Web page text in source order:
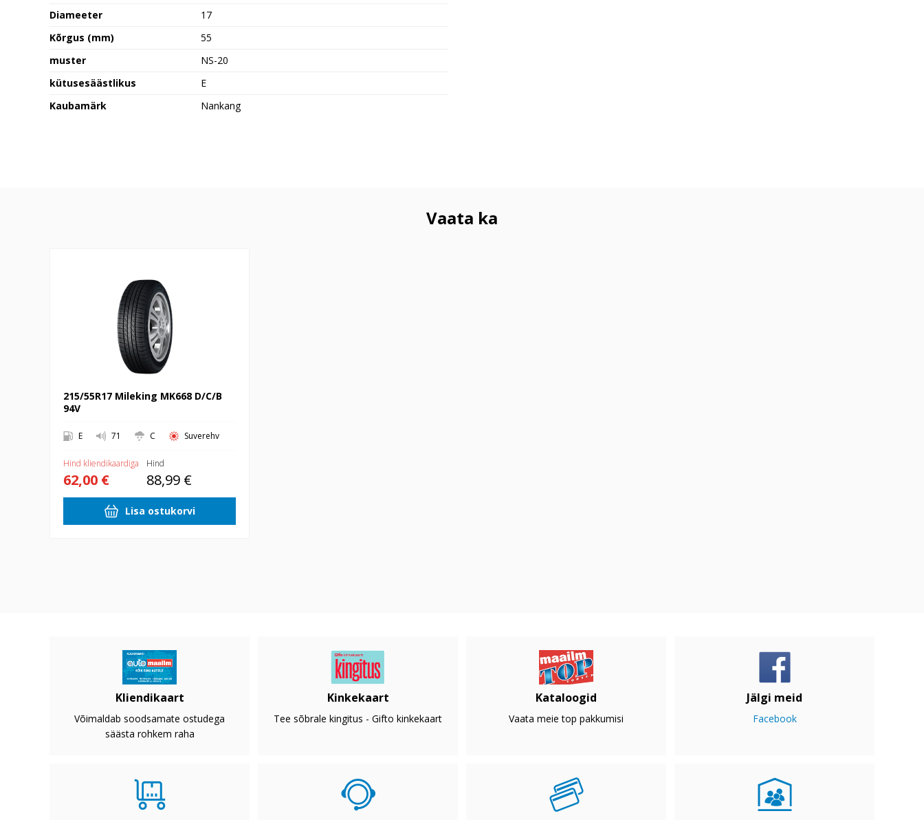
Diameeter
17
Kõrgus (mm)
55
muster
NS-20
kütusesäästlikus
E
Kaubamärk
Nankang
Vaata ka
215/55R17 Mileking MK668 D/C/B
94V
E 71 C Suverehv
Hind kliendikaardiga
62,00 €
Hind
88,99 €
Lisa ostukorvi
Kliendikaart
Võimaldab soodsamate ostudega
säästa rohkem raha
Kinkekaart
Tee sõbrale kingitus - Gifto kinkekaart
Kataloogid
Vaata meie top pakkumisi
Jälgi meid
Facebook